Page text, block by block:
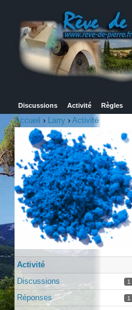
Discussions Activité Règles
Accueil › Larry › Activité
Activité
Discussions
1
Réponses 1